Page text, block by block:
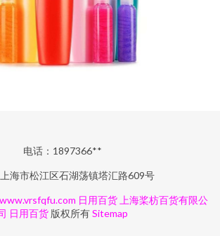
电话：1897366**
海市松江区石湖荡镇塔汇路609号
www.vrsfqfu.com 日用百货 上海桨枋百货有限公
日用百货 版权所有Sitemap